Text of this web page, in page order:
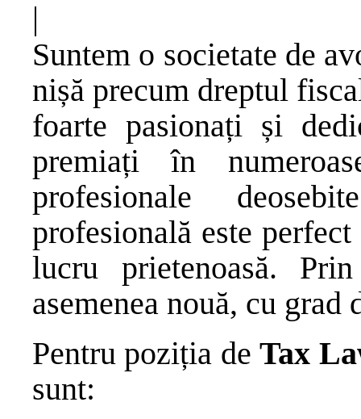
|
Suntem o societate de
nișă precum dreptul
foarte pasionați și
premiați în
profesionale
profesională este
lucru prietenoasă.
asemenea nouă, cu
Pentru poziția deTax
sunt: